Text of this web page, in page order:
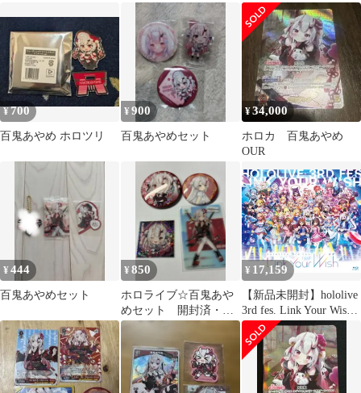
ロカ
¥700
百鬼あやめ ホロツリ
¥900
百鬼あやめセット
¥34,000
ホロカ 百鬼あやめ
OUR
¥444
百鬼あやめセット
¥850
ホロライブ☆百鬼あや
めセット 開封済・未
使用
¥ 17,159
【新品未開封】hololive
3rd fes. Link Your Wish
[Blu-ray] hololive (出演)
形式: Blu-ray